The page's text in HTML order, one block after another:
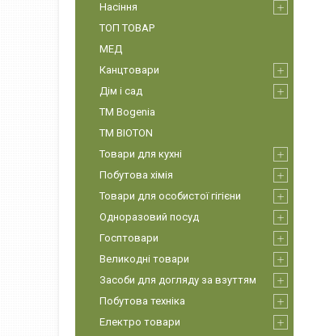
Насіння
ТОП ТОВАР
МЕД
Канцтовари
Дім і сад
ТМ Bogenia
ТМ BIOTON
Товари для кухні
Побутова хімія
Товари для особистої гігієни
Одноразовий посуд
Госптовари
Великодні товари
Засоби для догляду за взуттям
Побутова техніка
Електро товари